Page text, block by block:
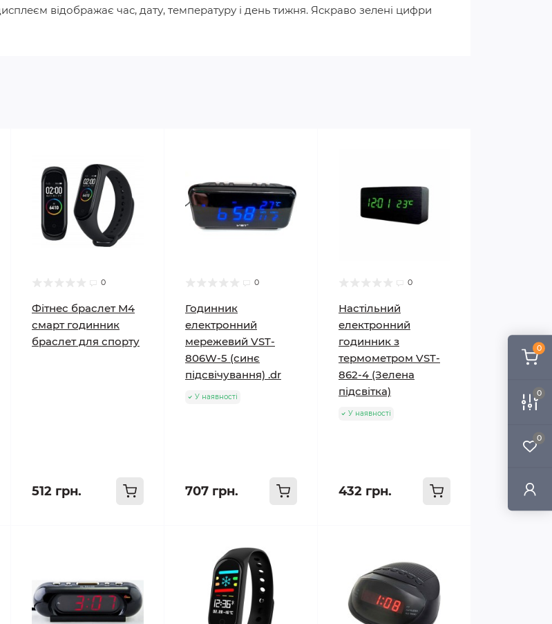
0
0
0
відображає час, дату, температуру і день тижня. Яскраво зелені цифри
0
Фітнес браслет М4
смарт годинник
браслет для спорту
512 грн.
0
Годинник
електронний
мережевий VST-
806W-5 (синє
підсвічування) .dr
У наявності
707 грн.
0
Настільний
електронний
годинник з
термометром VST-
862-4 (Зелена
підсвітка)
У наявності
432 грн.